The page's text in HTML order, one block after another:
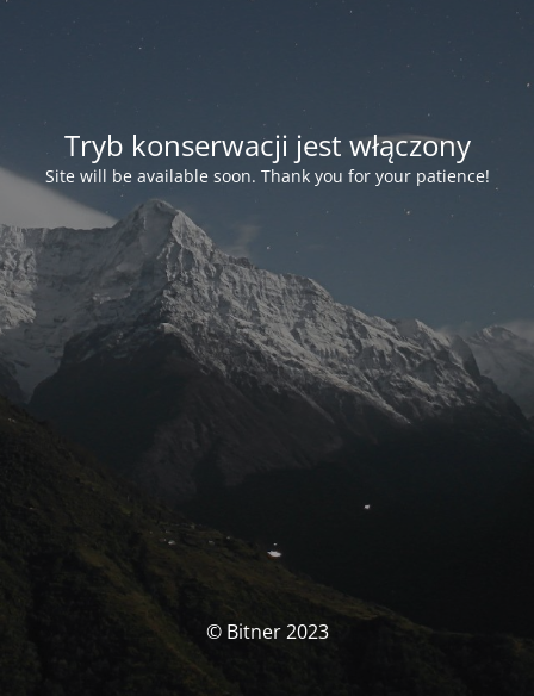
Tryb konserwacji jest włączony
Site will be available soon. Thank you for your patience!
© Bitner 2023